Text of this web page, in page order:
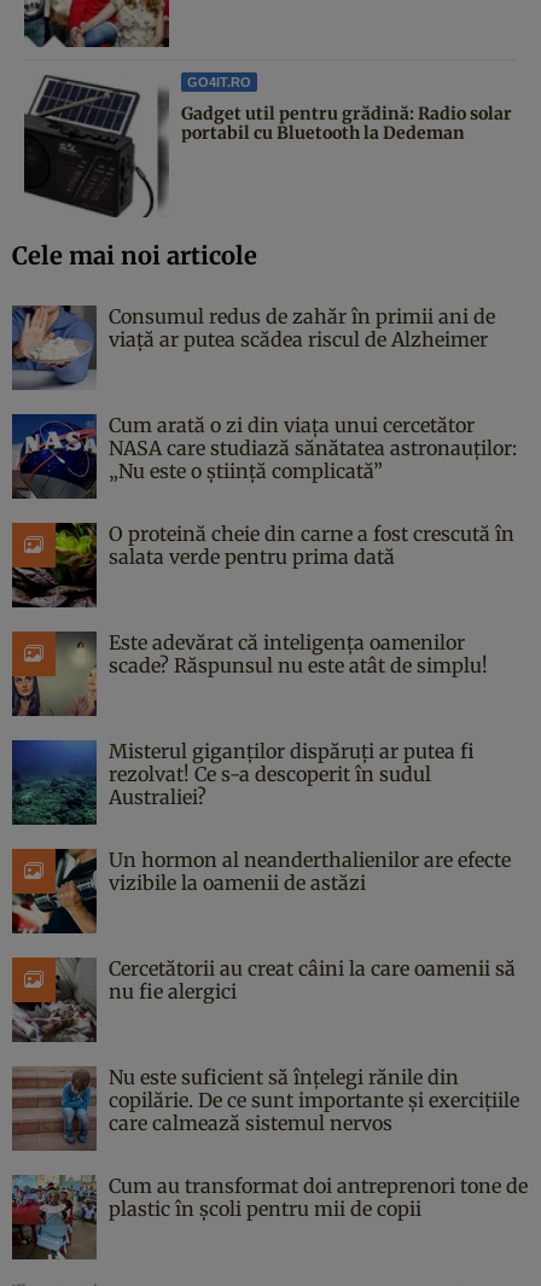
GO4IT.RO
Gadget util pentru grădină: Radio solar
portabil cu Bluetooth la Dedeman
Cele mai noi articole
Consumul redus de zahăr în primii ani de
viață ar putea scădea riscul de Alzheimer
Cum arată o zi din viața unui cercetător
NASA care studiază sănătatea astronauților:
„Nu este o știință complicată”
O proteină cheie din carne a fost crescută în
salata verde pentru prima dată
Este adevărat că inteligența oamenilor
scade? Răspunsul nu este atât de simplu!
Misterul giganților dispăruți ar putea fi
rezolvat! Ce s-a descoperit în sudul
Australiei?
Un hormon al neanderthalienilor are efecte
vizibile la oamenii de astăzi
Cercetătorii au creat câini la care oamenii să
nu fie alergici
Nu este suficient să înțelegi rănile din
copilărie. De ce sunt importante și exercițiile
care calmează sistemul nervos
Cum au transformat doi antreprenori tone de
plastic în școli pentru mii de copii